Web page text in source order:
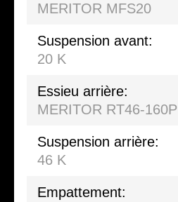
MERITOR MFS20
Suspension avant:
20 K
Essieu arrière:
MERITOR RT46-160P
Suspension arrière:
46 K
Empattement: